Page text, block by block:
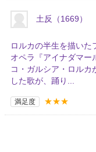
土反（1669）
ロルカの半生を描いた
オペラ『アイナダマー
コ・ガルシア・ロルカ
した歌が、踊り...
満足度 ★★★